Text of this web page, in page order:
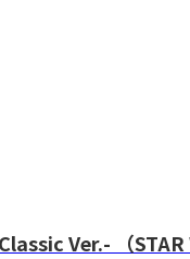
Ver.- （STAR